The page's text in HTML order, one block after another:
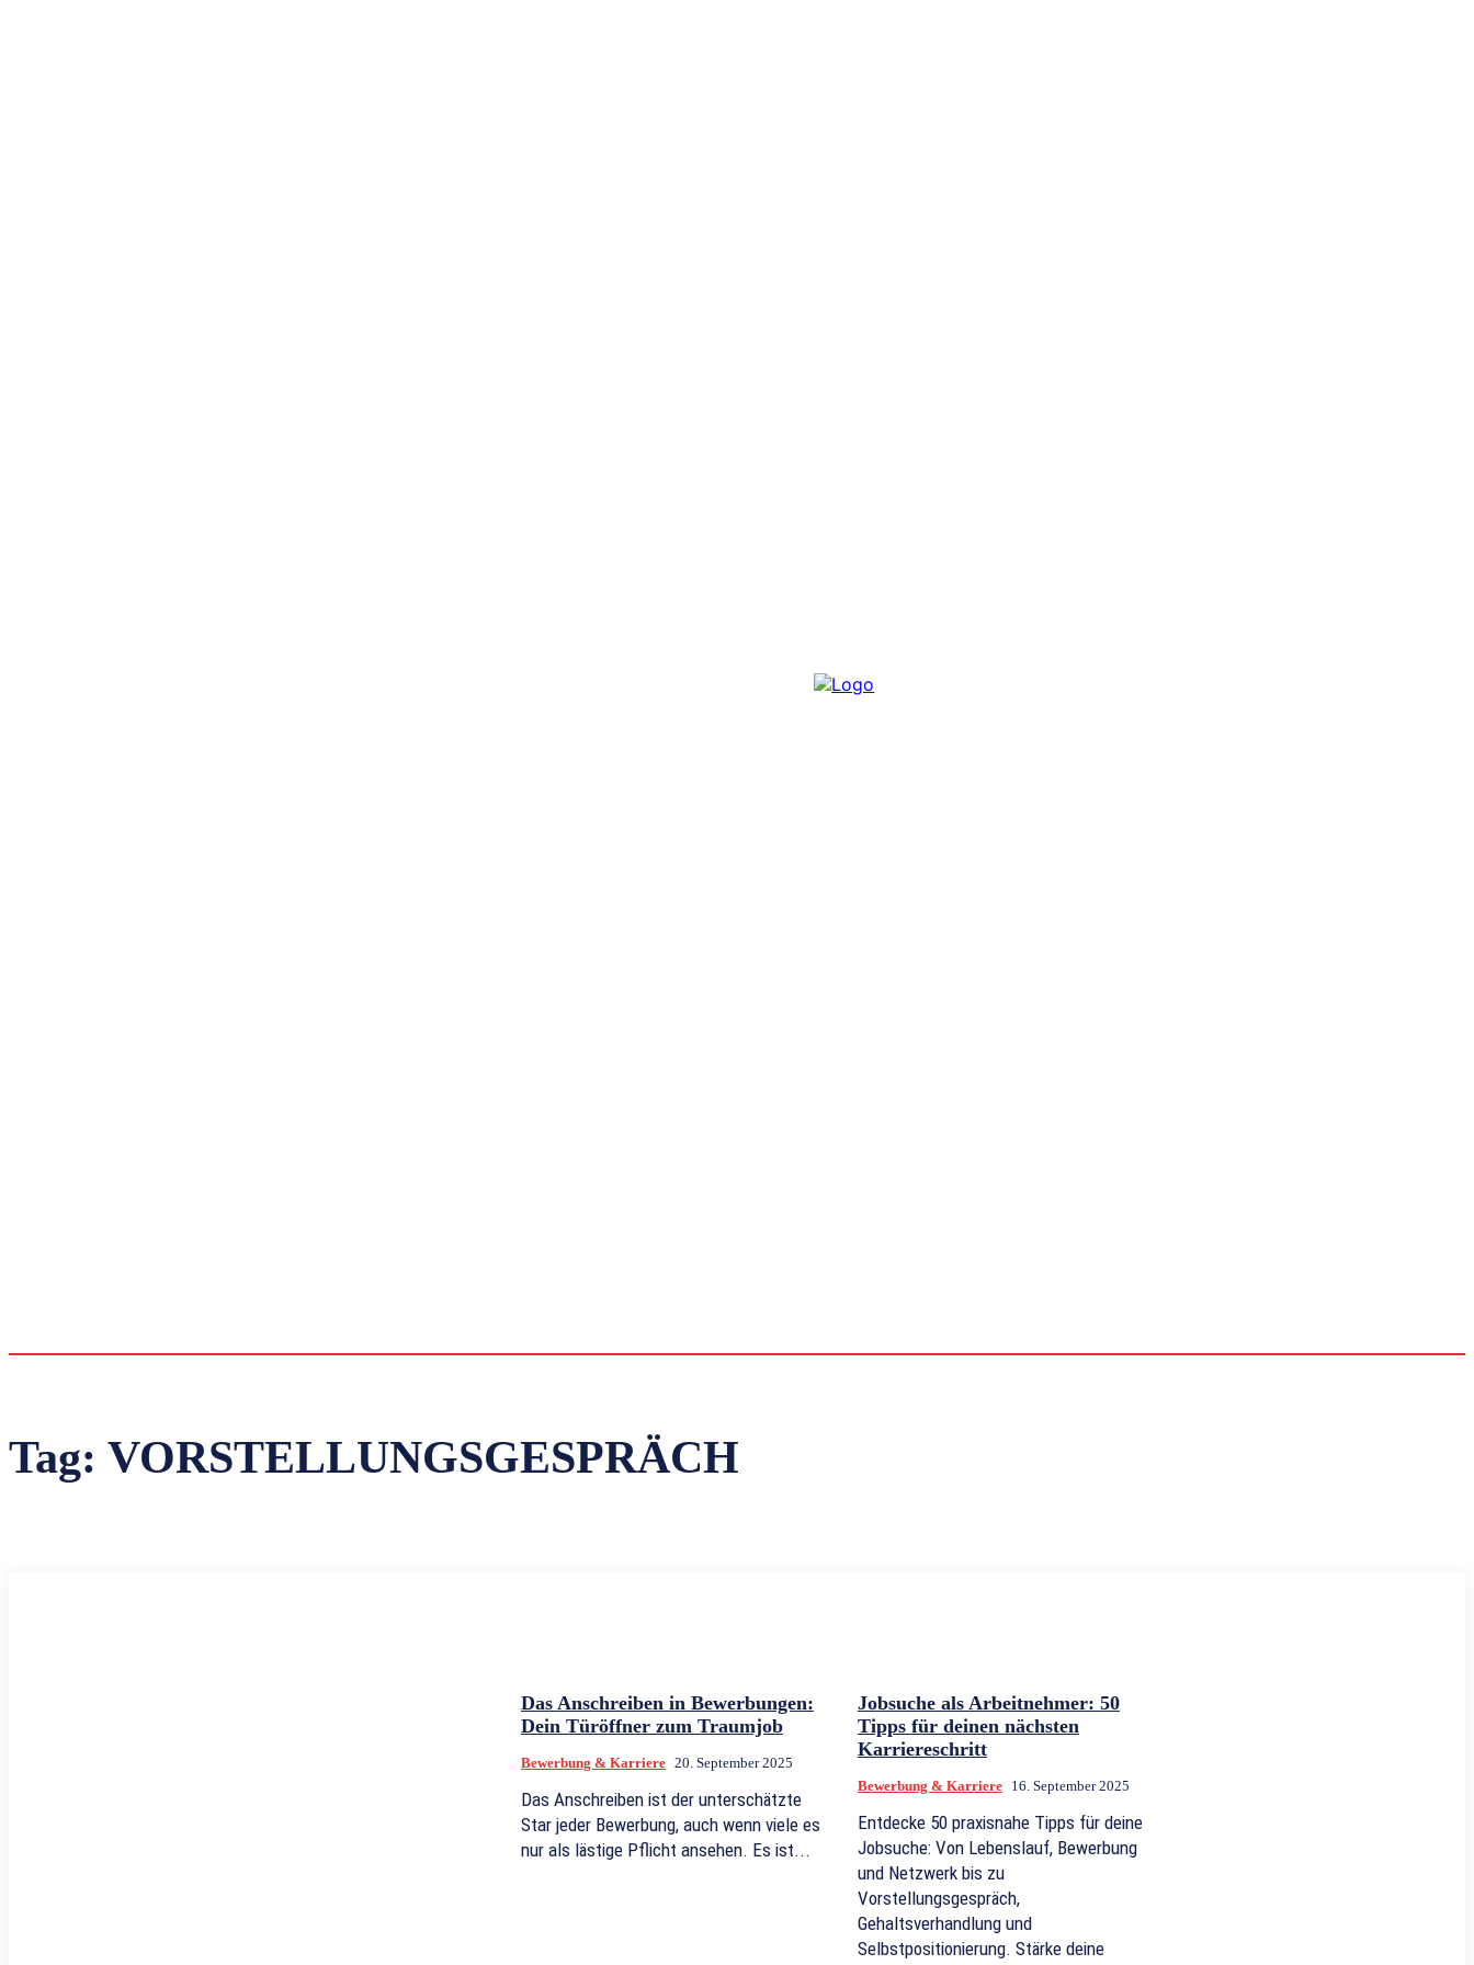
Tag: VORSTELLUNGSGESPRÄCH
Das Anschreiben in Bewerbungen:
Dein Türöffner zum Traumjob
Bewerbung & Karriere 20. September 2025
Das Anschreiben ist der unterschätzte
Star jeder Bewerbung, auch wenn viele es
nur als lästige Pflicht ansehen. Es ist...
Jobsuche als Arbeitnehmer: 50
Tipps für deinen nächsten
Karriereschritt
Bewerbung & Karriere 16. September 2025
Entdecke 50 praxisnahe Tipps für deine
Jobsuche: Von Lebenslauf, Bewerbung
und Netzwerk bis zu
Vorstellungsgespräch,
Gehaltsverhandlung und
Selbstpositionierung. Stärke deine